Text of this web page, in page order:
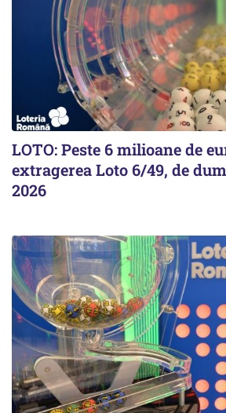
LOTO: Peste 6 milioane de
extragerea Loto 6/49, de
2026